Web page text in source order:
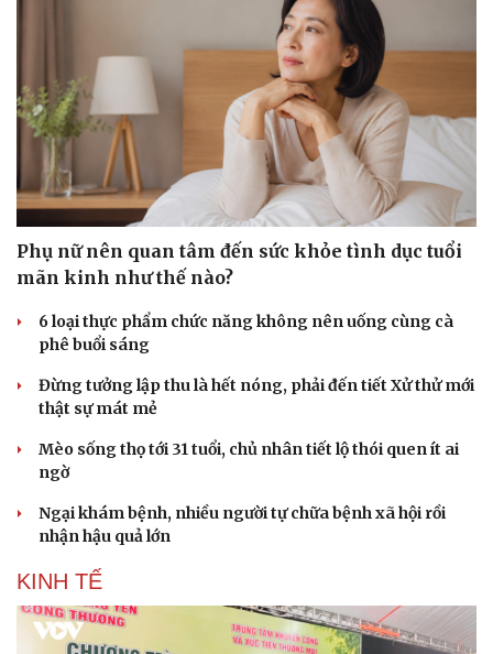
Thông tin doanh nghiệp
Doanh nghiệp 24h
Doanh nhân
Vì cộng đồng
Sành điệu
Phụ nữ nên quan tâm đến sức khỏe tình dục tuổi
mãn kinh như thế nào?
6 loại thực phẩm chức năng không nên uống cùng cà
phê buổi sáng
Đừng tưởng lập thu là hết nóng, phải đến tiết Xử thử mới
thật sự mát mẻ
Mèo sống thọ tới 31 tuổi, chủ nhân tiết lộ thói quen ít ai
ngờ
Ngại khám bệnh, nhiều người tự chữa bệnh xã hội rồi
nhận hậu quả lớn
KINH TẾ